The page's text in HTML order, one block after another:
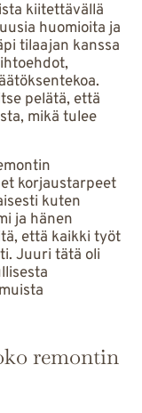
kiitettävällä
huomioita ja
tilaajan kanssa
pelätä, että
mikä tulee
korjaustarpeet
kuten
ja hänen
että kaikki työt
Juuri tätä oli
remontin